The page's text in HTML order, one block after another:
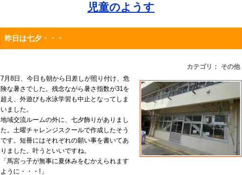
児童のようす
昨日は七夕・・・
カテゴリ： その他
7月8日、今日も朝から日差しが照り付け、危
険な暑さでした。残念ながら暑さ指数が31を
超え、外遊びも水泳学習も中止となってしま
いました。
地域交流ルームの外に、七夕飾りがありまし
た。土曜チャレンジスクールで作成したそう
です。短冊にはそれぞれの願い事を書いてあ
りました。叶うといいですね。
「馬宮っ子が無事に夏休みをむかえられます
ように・・・!」